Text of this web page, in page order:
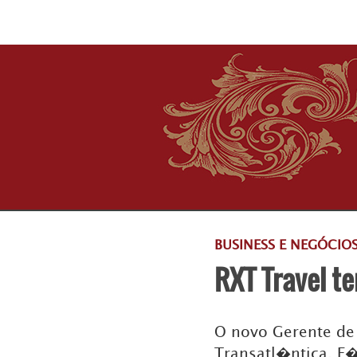
BUSINESS E
RXT Travel
O novo Gerente
Transatl�ntica,